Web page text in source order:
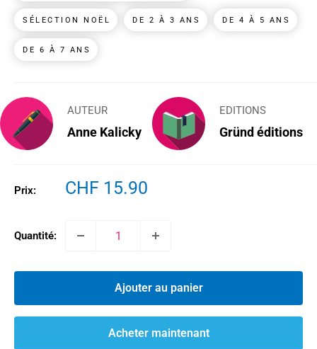
SÉLECTION NOËL DE 2 À 3 ANS DE 4 À 5 ANS
DE 6 À 7 ANS
AUTEUR
Anne Kalicky
EDITIONS
Gründ éditions
Prix:
Prix
CHF 15.90
Quantité:
Ajouter au panier
Acheter maintenant